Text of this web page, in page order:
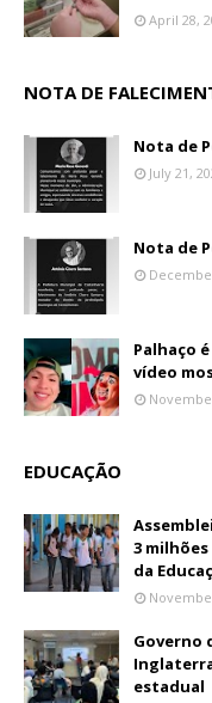
April 28,
NOTA DE
Nota de
July 21,
Nota de
Palhaço
vídeo
EDUCAÇÃO
3
da
Governo
estadual